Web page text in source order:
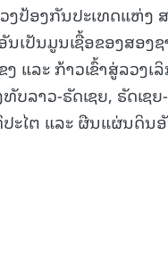
ງປ້ອງກັນປະເທດແຫ່ງ ສ
ເປັນມູນເຊື້ອຂອງສອງຊ
ແລະ ກ້າວເຂົ້າສູ່ລວງເ
ລາວ-ຣັດເຊຍ, ຣັດເຊຍ-
ະໄຕ ແລະ ຜືນແຜ່ນດິນ